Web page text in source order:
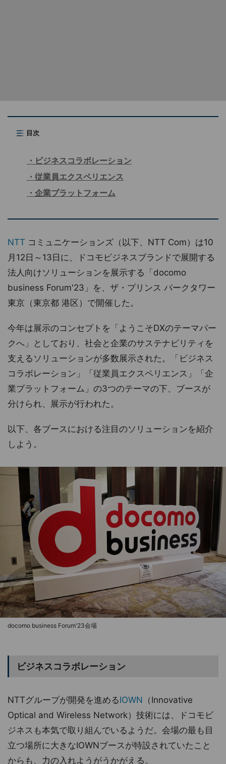
目次
ビジネスコラボレーション
従業員エクスペリエンス
企業プラットフォーム
NTT コミュニケーションズ（以下、NTT Com）は10
月12日～13日に、ドコモビジネスブランドで展開する
法人向けソリューションを展示する「docomo
business Forum'23」を、ザ・プリンス パークタワー
東京（東京都 港区）で開催した。
今年は展示のコンセプトを「ようこそDXのテーマパー
クへ」としており、社会と企業のサステナビリティを
支えるソリューションが多数展示された。「ビジネス
コラボレーション」「従業員エクスペリエンス」「企
業プラットフォーム」の3つのテーマの下、ブースが
分けられ、展示が行われた。
以下、各ブースにおける注目のソリューションを紹介
しよう。
docomo business Forum'23会場
ビジネスコラボレーション
NTTグループが開発を進めるIOWN （Innovative
Optical and Wireless Network）技術には、ドコモビ
ジネスも本気で取り組んでいるようだ。会場の最も目
立つ場所に大きなIOWNブースが特設されていたこと
からも、力の入れようがうかがえる。